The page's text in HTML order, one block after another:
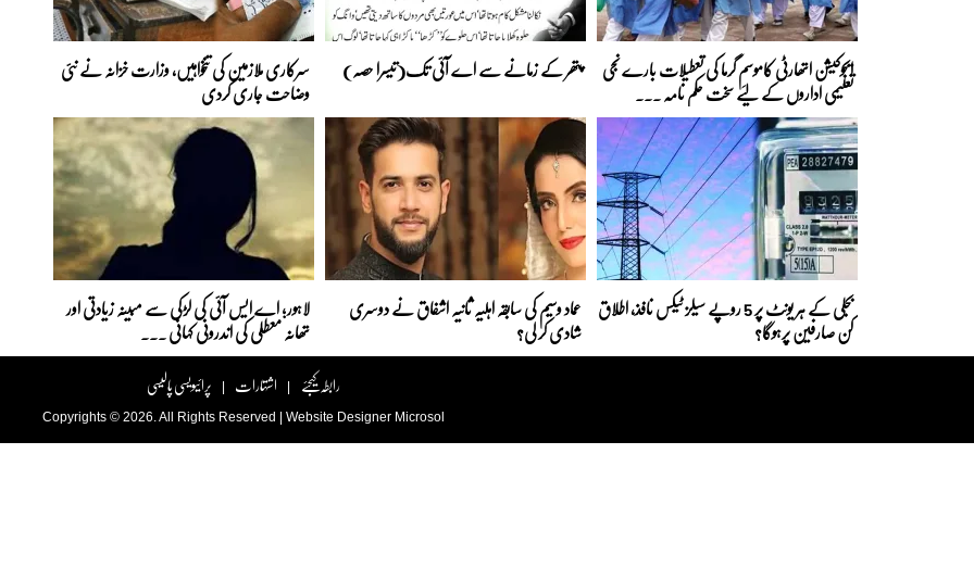
ایجوکیشن اتھارٹی کاموسمِ گرما کی تعطیلات بارے نجی
تعلیمی اداروں کے لیے سخت حکم نامہ ...
پتھر کے زمانے سے اے آئی تک(تیسرا حصہ) سرکاری ملازمین کی تنخواہیں، وزارت خزانہ نے نئی
وضاحت جاری کردی
بجلی کے ہر یونٹ پر 5 روپے سیلز ٹیکس نافذ، اطلاق
کن صارفین پرہوگا؟
عماد وسیم کی سابقہ اہلیہ ثانیہ اشفاق نے دوسری
شادی کر لی؟
لاہور؛ اے ایس آئی کی لڑکی سے مبینہ زیادتی اور
تھانہ معطلی کی اندرونی کہانی ...
رابطہ کیجئے | اشتہارات | پرائیویسی پالیسی
Copyrights © 2026. All Rights Reserved | Website Designer Microsol